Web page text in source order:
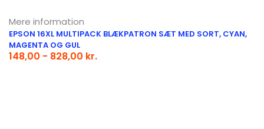
Mere information
EPSON 16XL MULTIPACK BLÆKPATRON SÆT MED SORT, CYAN,
MAGENTA OG GUL
148,00 - 828,00 kr.